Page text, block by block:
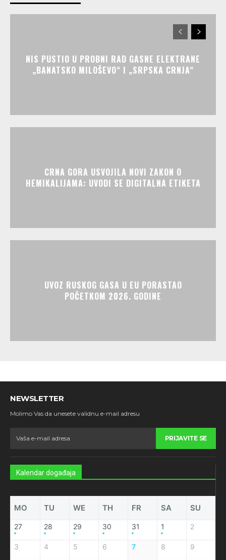
NIS PUSTIO U PROBNI RAD GASNE ELEKTRANE
„BANATSKO MILOŠEVO“ I „SRPSKA CRNJA“
CRNA GORA USVOJILA NOVI ZAKON O
HEMIKALIJAMA: UVODI SE DIGITALNA ETIKETA
UVOZ RUSKOG GASA U EU PORASTAO
POČETKOM 2026. GODINE
NEWSLETTER
Molimo Vas da unesete validnu e-mail adresu
PRIJAVITE SE
Kalendar događaja
MO TU WE TH FR SA SU
27 28 29 30 31 1 2
3 4 5 6 7 8 9